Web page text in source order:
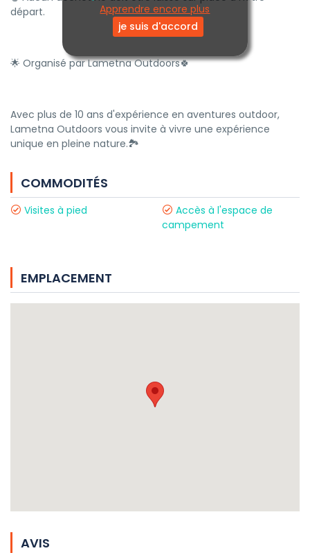
Apprendre encore plus
je suis d'accord
départ.
🌟 Organisé par Lametna Outdoors🍀
Avec plus de 10 ans d'expérience en aventures outdoor,
Lametna Outdoors vous invite à vivre une expérience
unique en pleine nature.🏞️
COMMODITÉS
Visites à pied
Accès à l'espace de
campement
EMPLACEMENT
AVIS